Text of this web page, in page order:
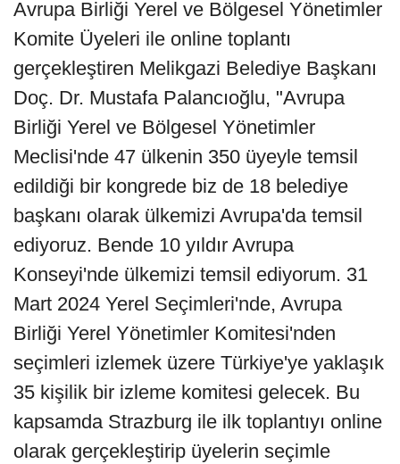
Avrupa Birliği Yerel ve Bölgesel Yönetimler
Komite Üyeleri ile online toplantı
gerçekleştiren Melikgazi Belediye Başkanı
Doç. Dr. Mustafa Palancıoğlu, "Avrupa
Birliği Yerel ve Bölgesel Yönetimler
Meclisi'nde 47 ülkenin 350 üyeyle temsil
edildiği bir kongrede biz de 18 belediye
başkanı olarak ülkemizi Avrupa'da temsil
ediyoruz. Bende 10 yıldır Avrupa
Konseyi'nde ülkemizi temsil ediyorum. 31
Mart 2024 Yerel Seçimleri'nde, Avrupa
Birliği Yerel Yönetimler Komitesi'nden
seçimleri izlemek üzere Türkiye'ye yaklaşık
35 kişilik bir izleme komitesi gelecek. Bu
kapsamda Strazburg ile ilk toplantıyı online
olarak gerçekleştirip üyelerin seçimle